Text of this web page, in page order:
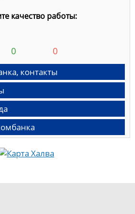
качество работы:
0 0
контакты